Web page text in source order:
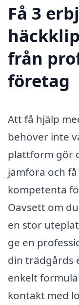
Få 3
från
företag
Att få hjälp
behöver inte
plattform gör
jämföra och
kompetenta
Oavsett om
en stor
ge en
din trädgårds
enkelt
kontakt med